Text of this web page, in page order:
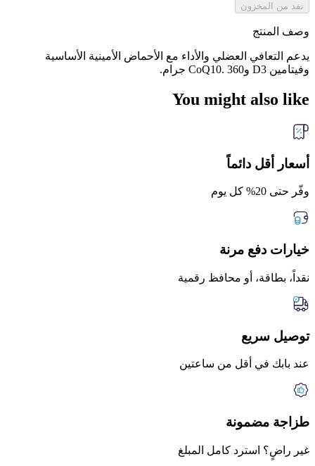
نفد من المخزون
وصف المنتج
يدعم التعافي العضلي والأداء مع الأحماض الأمينية الأساسية
وفيتامين D3 وCoQ10. 360 جرام.
You might also like
أسعار أقل دائماً
وفّر حتى 20% كل يوم
خيارات دفع مرنة
نقداً، بطاقة، أو محافظ رقمية
توصيل سريع
عند بابك في أقل من ساعتين
طزاجة مضمونة
غير راضٍ؟ استرد كامل المبلغ